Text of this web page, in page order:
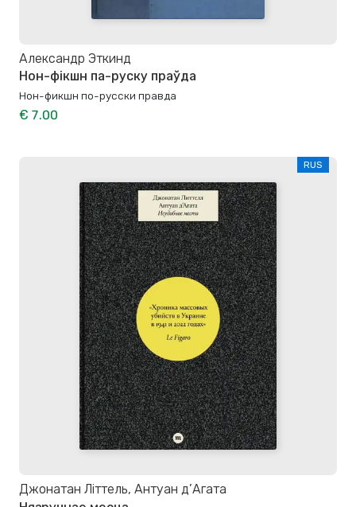
Александр Эткинд
Нон-фікшн па-руску праўда
Нон-фикшн по-русски правда
€ 7.00
RUS
Джонатан Літтель, Антуан д’Агата